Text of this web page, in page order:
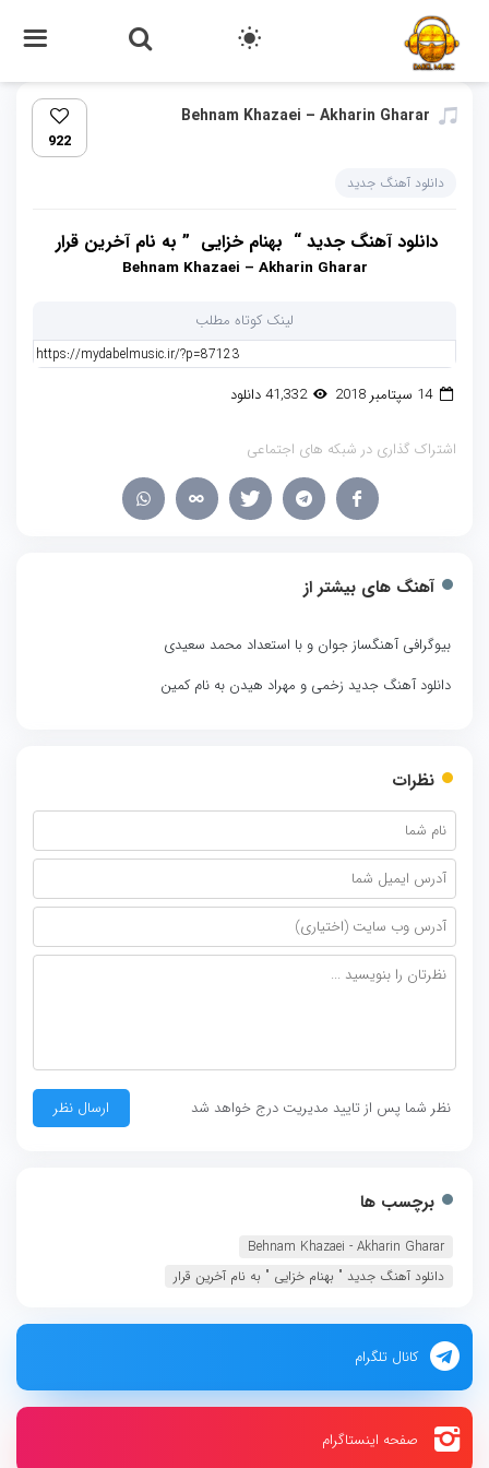
Behnam Khazaei – Akharin Gharar
922
دانلود آهنگ جدید
دانلود آهنگ جدید “ بهنام خزایی ” به نام آخرین قرار
Behnam Khazaei – Akharin Gharar
لینک کوتاه مطلب
14 سپتامبر 2018 41,332 دانلود
اشتراک گذاری در شبکه های اجتماعی
آهنگ های بیشتر از
بیوگرافی آهنگساز جوان و با استعداد محمد سعیدی
دانلود آهنگ جدید زخمی و مهراد هیدن به نام کمین
نظرات
نظر شما پس از تایید مدیریت درج خواهد شد
برچسب ها
Behnam Khazaei - Akharin Gharar
دانلود آهنگ جديد " بهنام خزایی " به نام آخرین قرار
کانال تلگرام
صفحه اینستاگرام